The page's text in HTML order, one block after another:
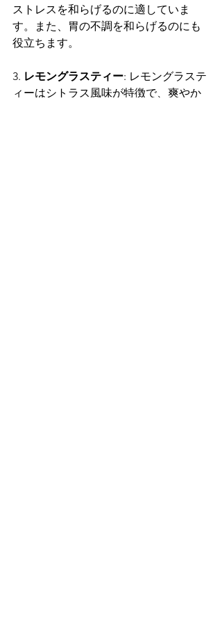
ストレスを和らげるのに適していま
す。また、胃の不調を和らげるのにも
役立ちます。
3. レモングラスティー: レモングラステ
ィーはシトラス風味が特徴で、爽やか